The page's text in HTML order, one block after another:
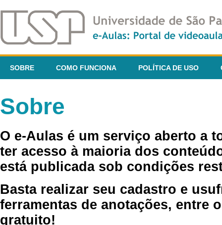
SOBRE COMO FUNCIONA POLÍTICA DE USO
Sobre
O e-Aulas é um serviço aberto a
ter acesso à maioria dos
está publicada sob condições
Basta realizar seu cadastro e
ferramentas de anotações, entre
gratuito!